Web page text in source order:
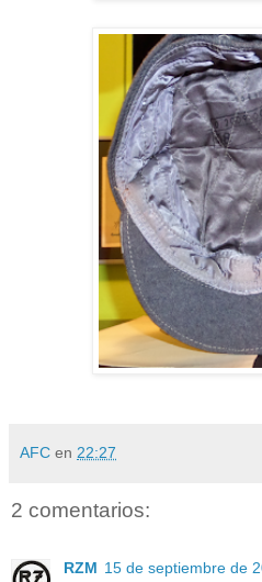
AFC en 22:27
2 comentarios:
RZM 15 de septiembre de